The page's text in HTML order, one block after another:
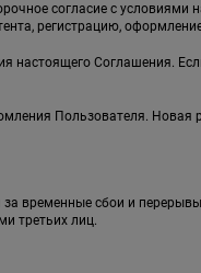
согласие с условиями
регистрацию,
настоящего Соглашения.
Пользователя. Новая
временные сбои и
третьих лиц.